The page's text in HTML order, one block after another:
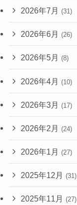
2026年7月 (31)
2026年6月 (26)
2026年5月 (8)
2026年4月 (10)
2026年3月 (17)
2026年2月 (24)
2026年1月 (27)
2025年12月 (31)
2025年11月 (27)